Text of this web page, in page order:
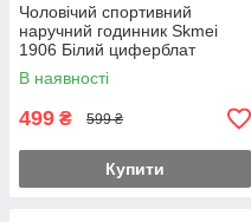
Чоловічий спортивний
наручний годинник Skmei
1906 Білий циферблат
В наявності
499 ₴ 599 ₴
Купити